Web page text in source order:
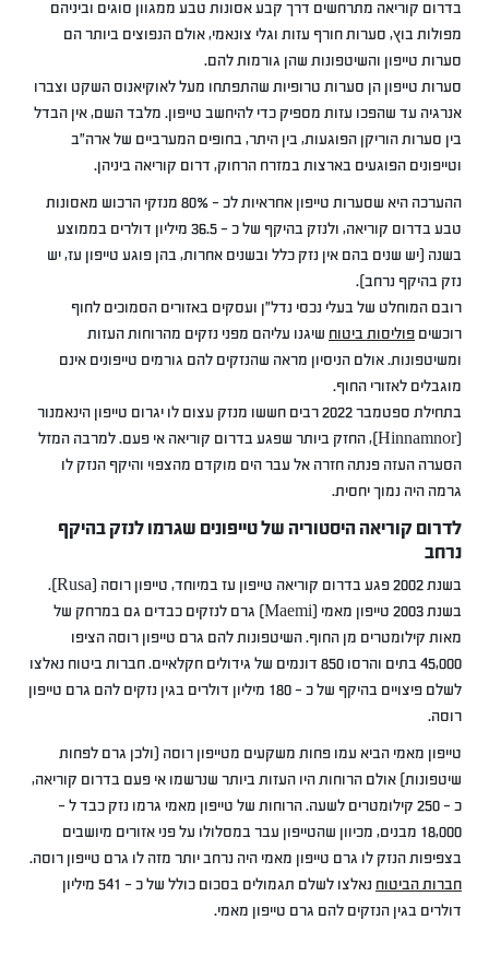
בדרום קוריאה מתרחשים דרך קבע אסונות טבע ממגוון סוגים וביניהם
מפולות בוץ, סערות חורף עזות וגלי צונאמי, אולם הנפוצים ביותר הם
סערות טייפון והשיטפונות שהן גורמות להם.
סערות טייפון הן סערות טרופיות שהתפתחו מעל לאוקיאנוס השקט וצברו
אנרגיה עד שהפכו עזות מספיק כדי להיחשב טייפון. מלבד השם, אין הבדל
בין סערות הוריקן הפוגעות, בין היתר, בחופים המערביים של ארה”ב
וטייפונים הפוגעים בארצות במזרח הרחוק, דרום קוריאה ביניהן.
ההערכה היא שסערות טייפון אחראיות לכ – 80% מנזקי הרכוש מאסונות
טבע בדרום קוריאה, ולנזק בהיקף של כ – 36.5 מיליון דולרים בממוצע
בשנה (יש שנים בהם אין נזק כלל ובשנים אחרות, בהן פוגע טייפון עז, יש
נזק בהיקף נרחב).
רובם המוחלט של בעלי נכסי נדל”ן ועסקים באזורים הסמוכים לחוף
רוכשים פוליסות ביטוח שיגנו עליהם מפני נזקים מהרוחות העזות
ומשיטפונות. אולם הניסיון מראה שהנזקים להם גורמים טייפונים אינם
מוגבלים לאזורי החוף.
בתחילת ספטמבר 2022 רבים חששו מנזק עצום לו יגרום טייפון הינאמנור
(Hinnamnor), החזק ביותר שפגע בדרום קוריאה אי פעם. למרבה המזל
הסערה העזה פנתה חזרה אל עבר הים מוקדם מהצפוי והיקף הנזק לו
גרמה היה נמוך יחסית.
לדרום קוריאה היסטוריה של טייפונים שגרמו לנזק בהיקף
נרחב
בשנת 2002 פגע בדרום קוריאה טייפון עז במיוחד, טייפון רוסה (Rusa).
בשנת 2003 טייפון מאמי (Maemi) גרם לנזקים כבדים גם במרחק של
מאות קילומטרים מן החוף. השיטפונות להם גרם טייפון רוסה הציפו
45,000 בתים והרסו 850 דונמים של גידולים חקלאיים. חברות ביטוח נאלצו
לשלם פיצויים בהיקף של כ – 180 מיליון דולרים בגין נזקים להם גרם טייפון
רוסה.
טייפון מאמי הביא עמו פחות משקעים מטייפון רוסה (ולכן גרם לפחות
שיטפונות) אולם הרוחות היו העזות ביותר שנרשמו אי פעם בדרום קוריאה,
כ – 250 קילומטרים לשעה. הרוחות של טייפון מאמי גרמו נזק כבד ל –
18,000 מבנים, מכיוון שהטייפון עבר במסלולו על פני אזורים מיושבים
בצפיפות הנזק לו גרם טייפון מאמי היה נרחב יותר מזה לו גרם טייפון רוסה.
חברות הביטוח
נאלצו לשלם תגמולים בסכום כולל של כ – 541 מיליון
דולרים בגין הנזקים להם גרם טייפון מאמי.